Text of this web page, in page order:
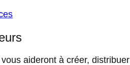
aideront à créer, distribuer